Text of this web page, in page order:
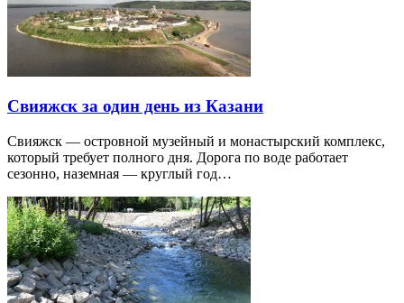
Свияжск за один день из Казани
Свияжск — островной музейный и монастырский комплекс,
который требует полного дня. Дорога по воде работает
сезонно, наземная — круглый год…